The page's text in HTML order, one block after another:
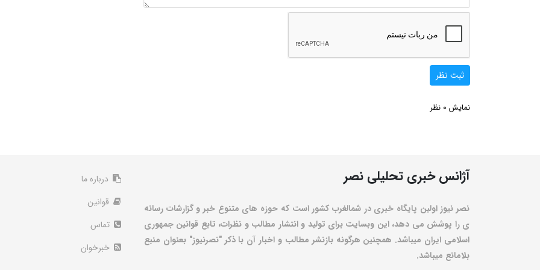
ثبت نظر
نمایش 0 نظر
آژانس خبری تحلیلی نصر
نصر نیوز اولین پایگاه خبری در شمالغرب کشور است که حوزه های متنوع خبر و گزارشات رسانه
ی را پوشش می دهد، این وبسایت برای تولید و انتشار مطالب و نظرات، تابع قوانین جمهوری
اسلامی ایران میباشد. همچنین هرگونه بازنشر مطالب و اخبار آن با ذکر "نصرنیوز" بعنوان منبع
بلامانع میباشد.
درباره ما
قوانین
تماس
خبرخوان